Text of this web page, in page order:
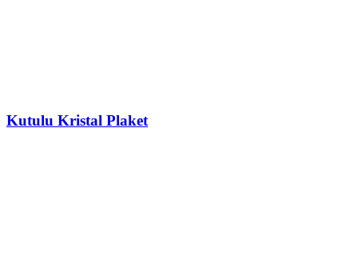
Kutulu Kristal Plaket